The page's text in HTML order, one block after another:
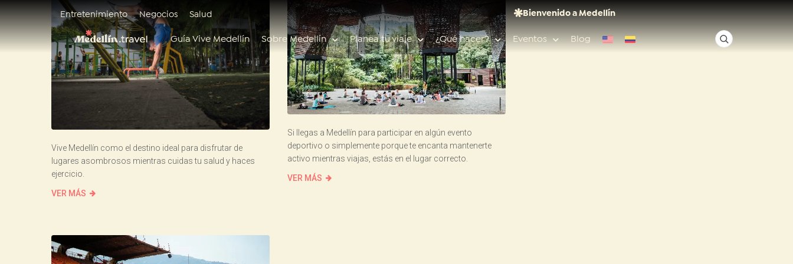
Entretenimiento Negocios Salud Bienvenido a Medellín
Guía Vive Medellín Sobre Medellín Planea tu viaje ¿Qué hacer? Eventos Blog
Calendario de eventos
Planeador de viaje
Vive Medellín como el destino ideal para disfrutar de
lugares asombrosos mientras cuidas tu salud y haces
ejercicio.
VER MÁS
Si llegas a Medellín para participar en algún evento
deportivo o simplemente porque te encanta mantenerte
activo mientras viajas, estás en el lugar correcto.
VER MÁS